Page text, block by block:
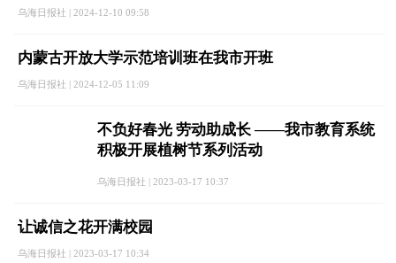
乌海日报社 | 2024-12-10 09:58
内蒙古开放大学示范培训班在我市开班
乌海日报社 | 2024-12-05 11:09
不负好春光 劳动助成长 ——我市教育系统
积极开展植树节系列活动
乌海日报社 | 2023-03-17 10:37
让诚信之花开满校园
乌海日报社 | 2023-03-17 10:34